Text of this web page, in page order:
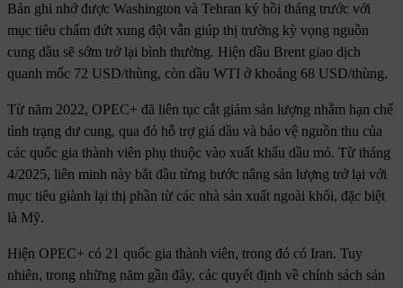
Bản ghi nhớ được Washington và Tehran ký hồi tháng trước với
mục tiêu chấm dứt xung đột vẫn giúp thị trường kỳ vọng nguồn
cung dầu sẽ sớm trở lại bình thường. Hiện dầu Brent giao dịch
quanh mốc 72 USD/thùng, còn dầu WTI ở khoảng 68 USD/thùng.
Từ năm 2022, OPEC+ đã liên tục cắt giảm sản lượng nhằm hạn chế
tình trạng dư cung, qua đó hỗ trợ giá dầu và bảo vệ nguồn thu của
các quốc gia thành viên phụ thuộc vào xuất khẩu dầu mỏ. Từ tháng
4/2025, liên minh này bắt đầu từng bước nâng sản lượng trở lại với
mục tiêu giành lại thị phần từ các nhà sản xuất ngoài khối, đặc biệt
là Mỹ.
Hiện OPEC+ có 21 quốc gia thành viên, trong đó có Iran. Tuy
nhiên, trong những năm gần đây, các quyết định về chính sách sản